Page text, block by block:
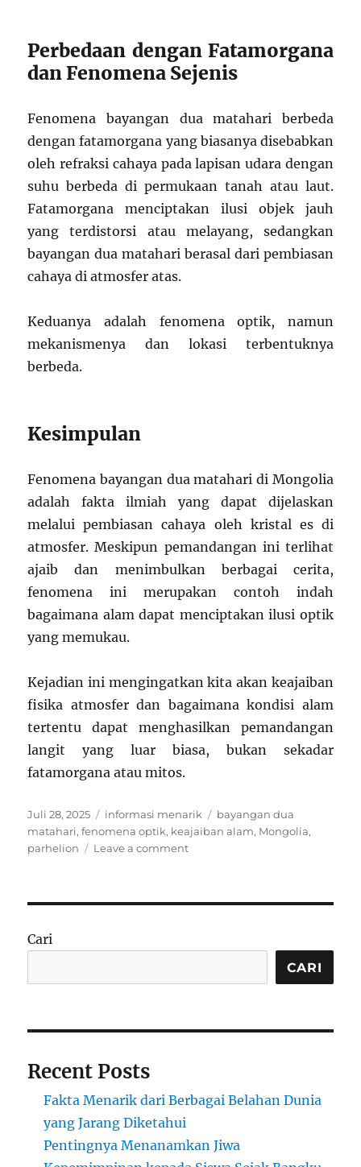
Perbedaan dengan Fatamorgana
dan Fenomena Sejenis
Fenomena bayangan dua matahari berbeda
dengan fatamorgana yang biasanya disebabkan
oleh refraksi cahaya pada lapisan udara dengan
suhu berbeda di permukaan tanah atau laut.
Fatamorgana menciptakan ilusi objek jauh
yang terdistorsi atau melayang, sedangkan
bayangan dua matahari berasal dari pembiasan
cahaya di atmosfer atas.
Keduanya adalah fenomena optik, namun
mekanismenya dan lokasi terbentuknya
berbeda.
Kesimpulan
Fenomena bayangan dua matahari di Mongolia
adalah fakta ilmiah yang dapat dijelaskan
melalui pembiasan cahaya oleh kristal es di
atmosfer. Meskipun pemandangan ini terlihat
ajaib dan menimbulkan berbagai cerita,
fenomena ini merupakan contoh indah
bagaimana alam dapat menciptakan ilusi optik
yang memukau.
Kejadian ini mengingatkan kita akan keajaiban
fisika atmosfer dan bagaimana kondisi alam
tertentu dapat menghasilkan pemandangan
langit yang luar biasa, bukan sekadar
fatamorgana atau mitos.
Posted
on
Juli 28, 2025 Categories
informasi menarik Tags
bayangan dua
matahari,fenomena optik, keajaiban alam, Mongolia,
parhelion
Leave a commenton
Mongolia:
atau
Cari
CARI
Recent Posts
Fakta Menarik dari Berbagai Belahan Dunia
yang Jarang Diketahui
Pentingnya Menanamkan Jiwa